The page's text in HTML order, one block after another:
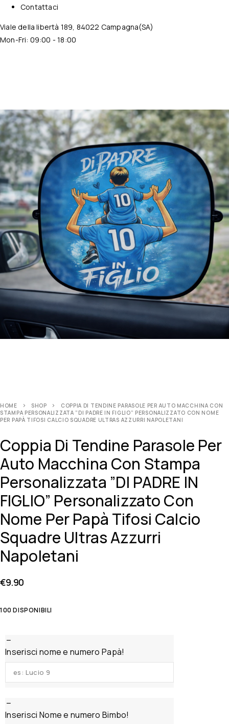
Contattaci
Viale della libertà 189, 84022 Campagna(SA)
Mon-Fri: 09:00 - 18:00
HOME SHOP
COPPIA DI TENDINE PARASOLE PER AUTO MACCHINA CON
STAMPA PERSONALIZZATA ”DI PADRE IN FIGLIO” PERSONALIZZATO CON NOME
PER PAPÀ TIFOSI CALCIO SQUADRE ULTRAS AZZURRI NAPOLETANI
Coppia Di Tendine Parasole Per
Auto Macchina Con Stampa
Personalizzata ”DI PADRE IN
FIGLIO” Personalizzato Con
Nome Per Papà Tifosi Calcio
Squadre Ultras Azzurri
Napoletani
€9.90
100 DISPONIBILI
Inserisci nome e numero Papà!
Inserisci Nome e numero Bimbo!